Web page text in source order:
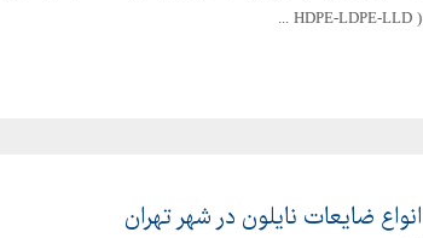
( HDPE-LDPE-LLD ...
انواع ضایعات نایلون در شهر تهران